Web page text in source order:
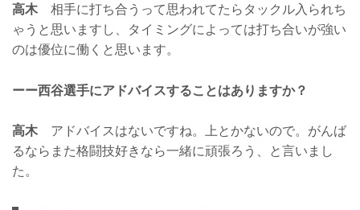
高木 相手に打ち合うって思われてたらタックル入られち
ゃうと思いますし、タイミングによっては打ち合いが強い
のは優位に働くと思います。
ーー西谷選手にアドバイスすることはありますか？
高木 アドバイスはないですね。上とかないので。がんば
るならまた格闘技好きなら一緒に頑張ろう、と言いまし
た。